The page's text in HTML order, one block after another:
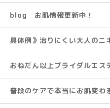
blog お肌情報更新中！
具体例》治りにくい大人のニ
おねだん以上ブライダルエス
普段のケアで本当にお肌変わ